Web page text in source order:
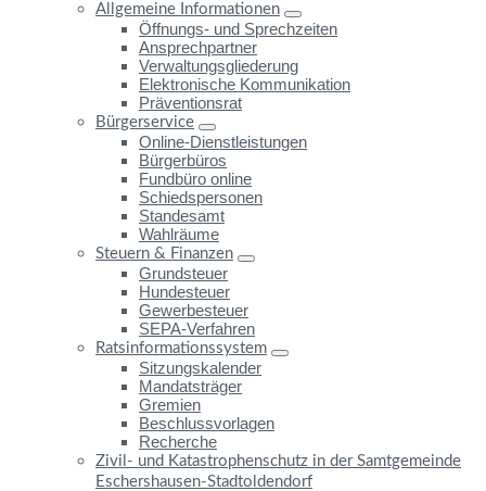
Allgemeine Informationen
Öffnungs- und Sprechzeiten
Ansprechpartner
Verwaltungsgliederung
Elektronische Kommunikation
Präventionsrat
Bürgerservice
Online-Dienstleistungen
Bürgerbüros
Fundbüro online
Schiedspersonen
Standesamt
Wahlräume
Steuern & Finanzen
Grundsteuer
Hundesteuer
Gewerbesteuer
SEPA-Verfahren
Ratsinformationssystem
Sitzungskalender
Mandatsträger
Gremien
Beschlussvorlagen
Recherche
Zivil- und Katastrophenschutz in der Samtgemeinde
Eschershausen-Stadtoldendorf